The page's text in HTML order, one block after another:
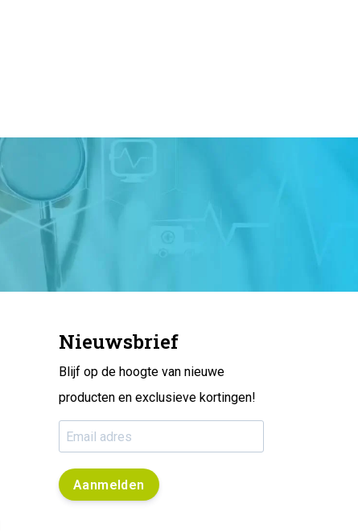
Nieuwsbrief
Blijf op de hoogte van nieuwe
producten en exclusieve kortingen!
Aanmelden